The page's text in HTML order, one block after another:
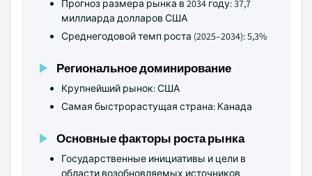
Прогноз размера рынка в 2034 году: 37,7
миллиарда долларов США
Среднегодовой темп роста (2025–2034): 5,3%
Региональное доминирование
Крупнейший рынок: США
Самая быстрорастущая страна: Канада
Основные факторы роста рынка
Государственные инициативы и цели в
области возобновляемых источников